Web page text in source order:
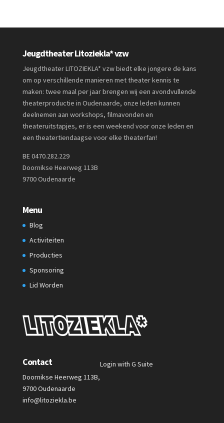
Jeugdtheater Litoziekla* vzw
Jeugdtheater LITOZIEKLA* vzw biedt elke jongere de kans
om op verschillende manieren met theater kennis te
maken: twee maal per jaar brengen wij een avondvullende
theaterproductie in Oudenaarde, onze leden kunnen
deelnemen aan workshops, filmavonden en
theateruitstapjes, er is een weekend voor onze leden en
een theatertiendaagse voor elke theaterfan!
BE 0470.282.229
Doornikse Heerweg 113B
9700 Oudenaarde
Menu
Blog
Activiteiten
Producties
Sponsoring
Lid Worden
Contact
Doornikse Heerweg 113B,
9700 Oudenaarde
info@litoziekla.be
Login with G Suite